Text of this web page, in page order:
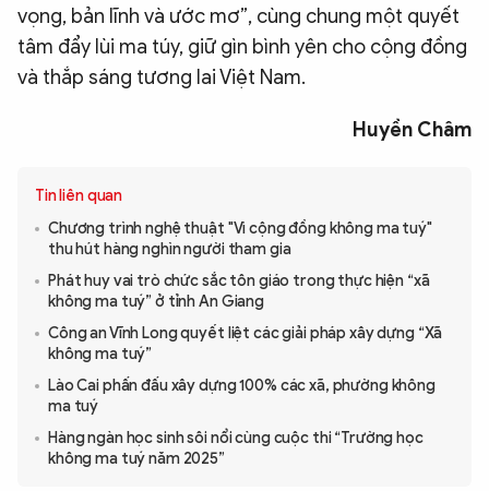
vọng, bản lĩnh và ước mơ”, cùng chung một quyết
tâm đẩy lùi ma túy, giữ gìn bình yên cho cộng đồng
và thắp sáng tương lai Việt Nam.
Huyền Châm
Tin liên quan
Chương trình nghệ thuật "Vì cộng đồng không ma tuý"
thu hút hàng nghìn người tham gia
Phát huy vai trò chức sắc tôn giáo trong thực hiện “xã
không ma tuý” ở tỉnh An Giang
Công an Vĩnh Long quyết liệt các giải pháp xây dựng “Xã
không ma tuý”
Lào Cai phấn đấu xây dựng 100% các xã, phường không
ma tuý
Hàng ngàn học sinh sôi nổi cùng cuộc thi “Trường học
không ma tuý năm 2025”